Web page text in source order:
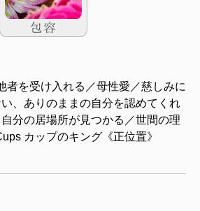
者を受け入れる／母性愛／慈しみに
、ありのままの自分を認めてくれ
分の居場所が見つかる／世間の理
カップのキング《正位置》